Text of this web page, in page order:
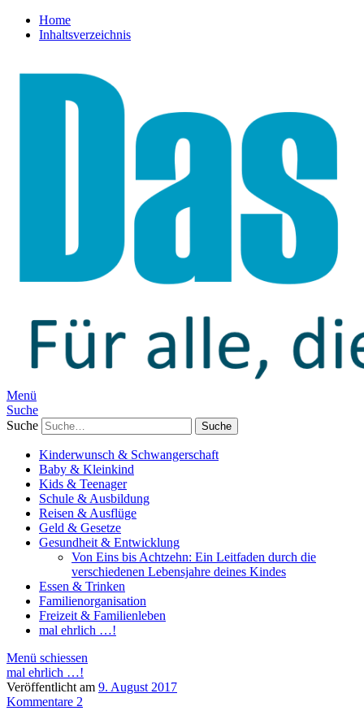
Home
Inhaltsverzeichnis
Menü
Suche
Suche
Kinderwunsch & Schwangerschaft
Baby & Kleinkind
Kids & Teenager
Schule & Ausbildung
Reisen & Ausflüge
Geld & Gesetze
Gesundheit & Entwicklung
Von Eins bis Achtzehn: Ein Leitfaden durch die
verschiedenen Lebensjahre deines Kindes
Essen & Trinken
Familienorganisation
Freizeit & Familienleben
mal ehrlich …!
Menü schiessen
mal ehrlich …!
Veröffentlicht am 9. August 2017
Kommentare 2